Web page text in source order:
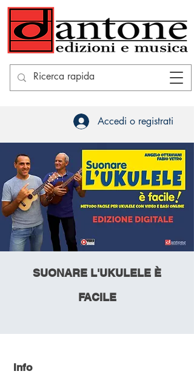
Accedi o registrati
SUONARE L'UKULELE È
FACILE
Info